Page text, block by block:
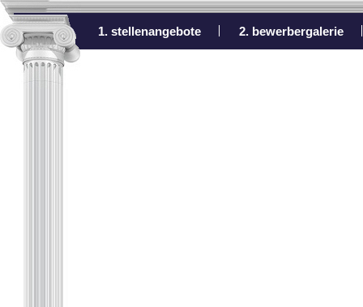
1. stellenangebote 2. bewerbergalerie